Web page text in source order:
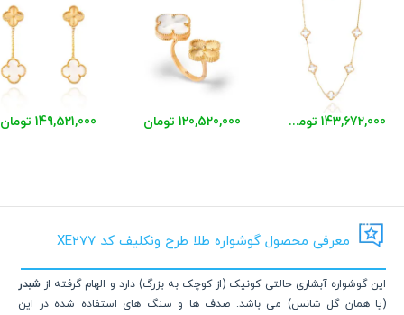
143,672,000 تومان 120,520,000 تومان 149,521,000 تومان
معرفی محصول گوشواره طلا طرح ونکلیف کد XE277
این گوشواره آبشاری حالتی کونیک (از کوچک به بزرگ) دارد و الهام گرفته از شبدر
(یا همان گل شانس) می باشد. صدف ها و سنگ های استفاده شده در این